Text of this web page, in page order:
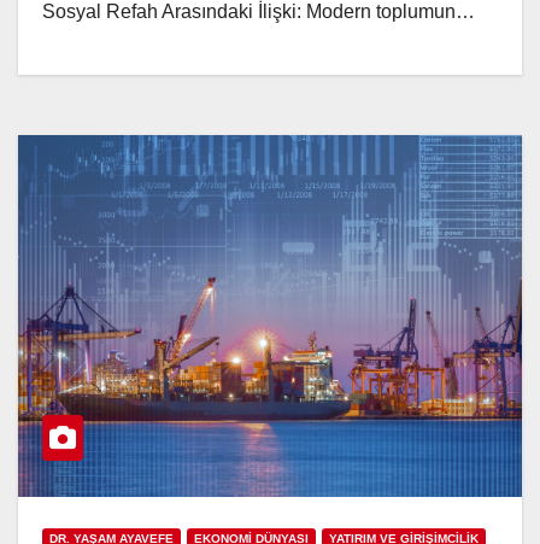
Sosyal Refah Arasındaki İlişki: Modern toplumun…
DR. YAŞAM AYAVEFE EKONOMİ DÜNYASI YATIRIM VE GİRİŞİMCİLİK